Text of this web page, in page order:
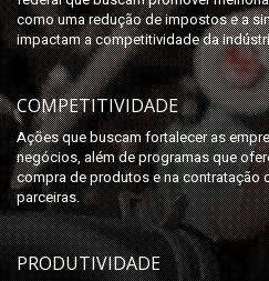
como uma redução de impostos e a
impactam a competitividade da
COMPETITIVIDADE
Ações que buscam fortalecer as
negócios, além de programas que
compra de produtos e na contratação
parceiras.
PRODUTIVIDADE